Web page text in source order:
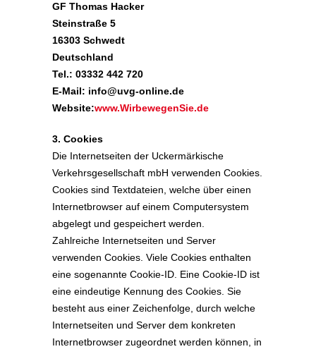
GF Thomas Hacker
Steinstraße 5
16303 Schwedt
Deutschland
Tel.: 03332 442 720
E-Mail: info@uvg-online.de
Website:www.WirbewegenSie.de
3. Cookies
Die Internetseiten der Uckermärkische
Verkehrsgesellschaft mbH verwenden Cookies.
Cookies sind Textdateien, welche über einen
Internetbrowser auf einem Computersystem
abgelegt und gespeichert werden.
Zahlreiche Internetseiten und Server
verwenden Cookies. Viele Cookies enthalten
eine sogenannte Cookie-ID. Eine Cookie-ID ist
eine eindeutige Kennung des Cookies. Sie
besteht aus einer Zeichenfolge, durch welche
Internetseiten und Server dem konkreten
Internetbrowser zugeordnet werden können, in